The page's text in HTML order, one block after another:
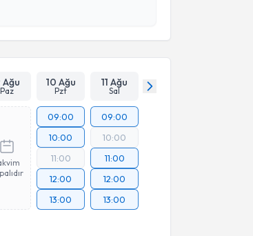
Talebini Gönder
Ağu
Paz
10 Ağu
Pzt
11 Ağu
Sal
09:00
10:00
11:00
12:00
13:00
09:00
10:00
11:00
12:00
13:00